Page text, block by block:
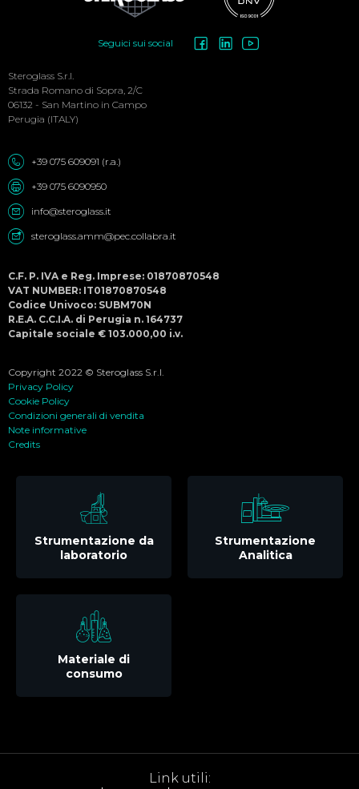
Menu
Seguici sui social
Steroglass S.r.l.
Strada Romano di Sopra, 2/C
06132 - San Martino in Campo
Perugia (ITALY)
+39 075 609091 (r.a.)
+39 075 6090950
info@steroglass.it
steroglass.amm@pec.collabra.it
C.F. P. IVA e Reg. Imprese: 01870870548
VAT NUMBER: IT01870870548
Codice Univoco: SUBM70N
R.E.A. C.C.I.A. di Perugia n. 164737
Capitale sociale € 103.000,00 i.v.
Copyright 2022 © Steroglass S.r.l.
Privacy Policy
Cookie Policy
Condizioni generali di vendita
Note informative
Credits
Strumentazione da
laboratorio
Strumentazione
Analitica
Materiale di
consumo
Link utili: